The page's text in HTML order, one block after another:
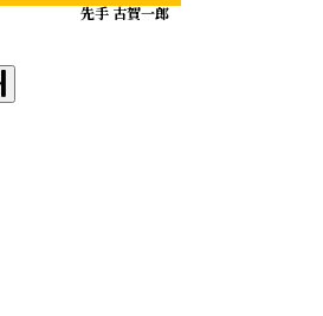
先手 古賀一郎